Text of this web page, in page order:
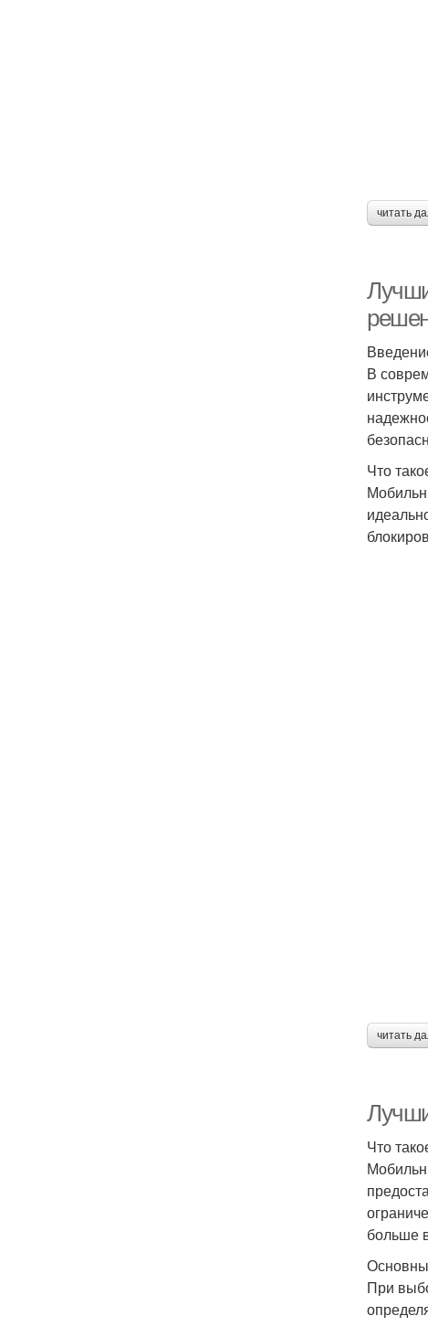
читать
В
Что
читать
Что
больше
При